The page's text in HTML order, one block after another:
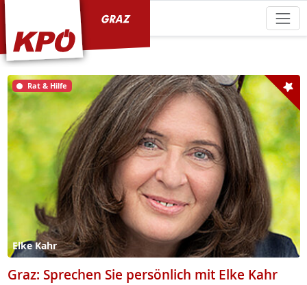
Rat & Hilfe
Elke Kahr
Graz: Sprechen Sie persönlich mit Elke Kahr